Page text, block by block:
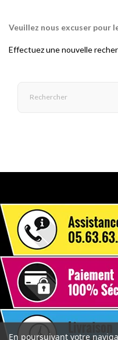
Veuillez nous excuser pour
Effectuez une nouvelle
En poursuivant votre